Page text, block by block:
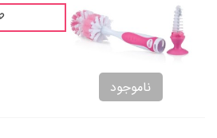
ناموجود